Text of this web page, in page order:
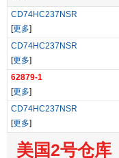
CD74HC237NSR
[更多]
CD74HC237NSR
[更多]
62879-1
[更多]
CD74HC237NSR
[更多]
美国2号仓库